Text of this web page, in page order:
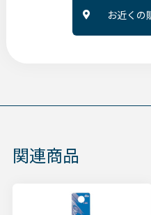
お近くの
関連商品